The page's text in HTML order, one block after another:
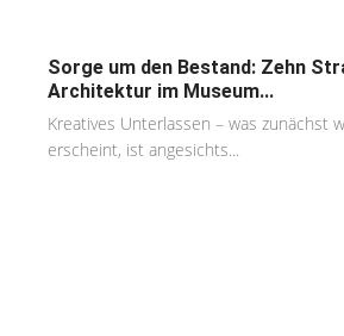
Sorge um den Bestand: Zehn
Architektur im Museum...
Kreatives Unterlassen – was zunächst
erscheint, ist angesichts...